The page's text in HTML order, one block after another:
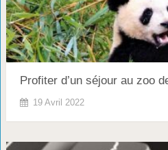
Profiter d’un séjour au zoo
19 Avril 2022